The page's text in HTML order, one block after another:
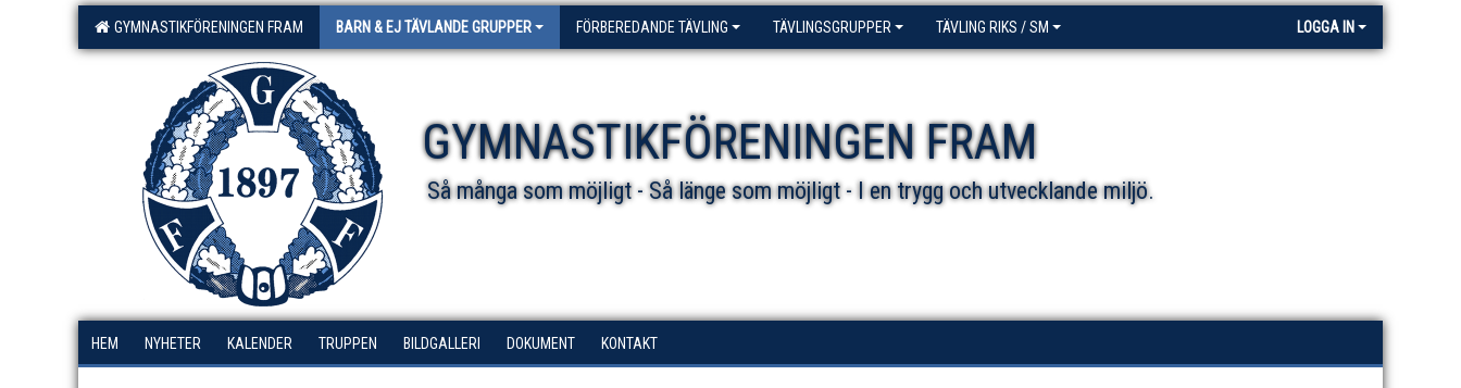
GYMNASTIKFÖRENINGEN FRAM BARN & EJ TÄVLANDE GRUPPER FÖRBEREDANDE TÄVLING TÄVLINGSGRUPPER TÄVLING RIKS / SM LOGGA IN
GYMNASTIKFÖRENINGEN FRAM
Så många som möjligt - Så länge som möjligt - I en trygg och utvecklande miljö.
HEM NYHETER KALENDER TRUPPEN BILDGALLERI DOKUMENT KONTAKT